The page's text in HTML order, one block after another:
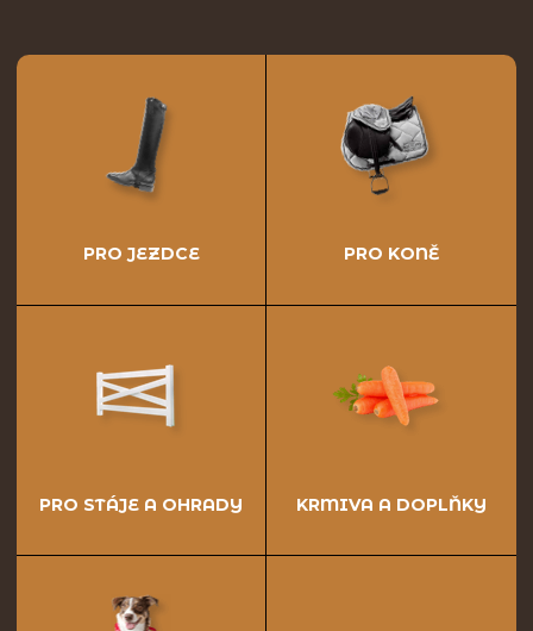
PRO JEZDCE PRO KONĚ
PRO STÁJE A OHRADY KRMIVA A DOPLŇKY